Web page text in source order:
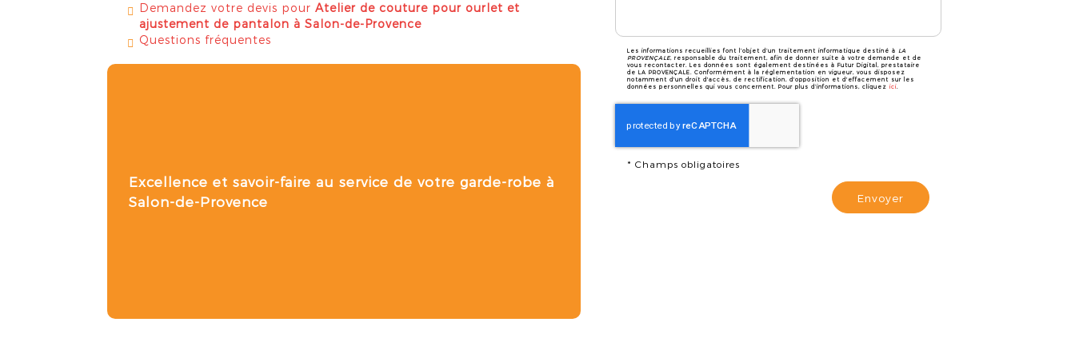
Demandez votre devis pourAtelier de couture pour ourlet et
ajustement de pantalon à Salon-de-Provence
Questions fréquentes
Excellence et savoir-faire au service de votre garde-robe à
Salon-de-Provence
Les informations recueillies font l’objet d’un traitement informatique destiné à LA
PROVENÇALE, responsable du traitement, afin de donner suite à votre demande et de
vous recontacter. Les données sont également destinées à Futur Digital, prestataire
de LA PROVENÇALE. Conformément à la réglementation en vigueur, vous disposez
notamment d'un droit d'accès, de rectification, d'opposition et d'effacement sur les
données personnelles qui vous concernent. Pour plus d’informations, cliquez ici.
* Champs obligatoires